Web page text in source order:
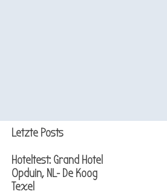
Block überspringen Letzte Posts
Letzte Posts
Hoteltest: Grand Hotel
Opduin, NL- De Koog
Texel